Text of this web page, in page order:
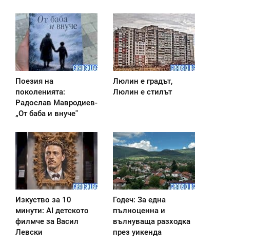
Поезия на
поколенията:
Радослав Мавродиев-
„От баба и внуче"
Люлин е градът,
Люлин е стилът
Изкуство за 10
минути: AI детското
филмче за Васил
Левски
Годеч: За една
пълноценна и
вълнуваща разходка
през уикенда